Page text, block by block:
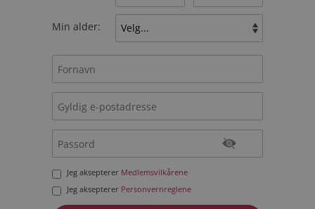
Min alder:
Jeg aksepterer Medlemsvilkårene
Jeg aksepterer Personvernreglene